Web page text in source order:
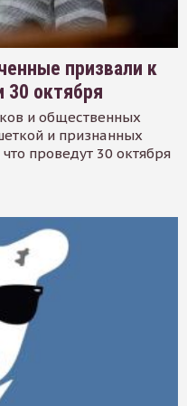
призвали к
30 октября
и общественных
и признанных
проведут 30 октября